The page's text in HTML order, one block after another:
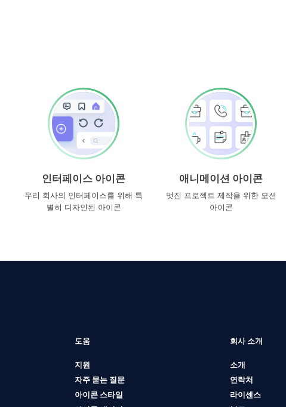
인터페이스 아이콘
우리 회사의 인터페이스를 위해 특
별히 디자인된 아이콘
애니메이션 아이콘
멋진 프로젝트 제작을 위한 모션
아이콘
도움
지원
자주 묻는 질문
아이콘 스타일
회사 소개
소개
연락처
라이센스